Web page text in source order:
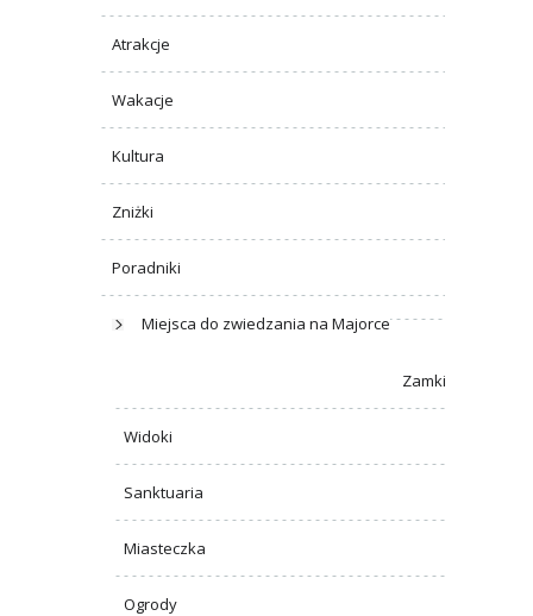
Atrakcje
Wakacje
Kultura
Zniżki
Poradniki
Miejsca do zwiedzania na Majorce
Zamki
Widoki
Sanktuaria
Miasteczka
Ogrody